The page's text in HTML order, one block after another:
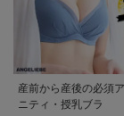
産前から産後の必須
ニティ・授乳ブラ